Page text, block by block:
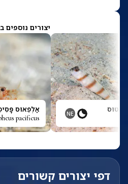
יצורים נוספים
NE אַלְפֵאוּס
pacificus
דפי יצורים קשורים